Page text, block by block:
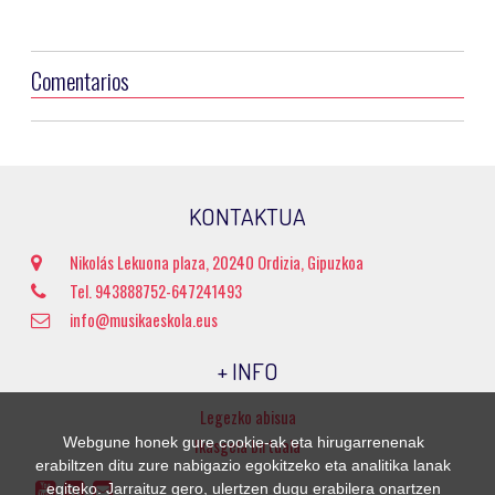
Comentarios
KONTAKTUA
Nikolás Lekuona plaza, 20240 Ordizia, Gipuzkoa
Tel. 943888752-647241493
info@musikaeskola.eus
+ INFO
Legezko abisua
Ikasgela birtuala
Webgune honek gure cookie-ak eta hirugarrenenak
erabiltzen ditu zure nabigazio egokitzeko eta analitika lanak
egiteko. Jarraituz gero, ulertzen dugu erabilera onartzen